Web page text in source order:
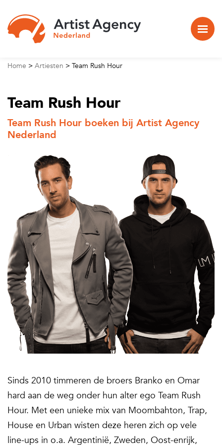
Home > Artiesten > Team Rush Hour
Team Rush Hour
Team Rush Hour boeken bij Artist Agency
Nederland
Sinds 2010 timmeren de broers Branko en Omar
hard aan de weg onder hun alter ego Team Rush
Hour. Met een unieke mix van Moombahton, Trap,
House en Urban wisten deze heren zich op vele
line-ups in o.a. Argentinië, Zweden, Oost-enrijk,